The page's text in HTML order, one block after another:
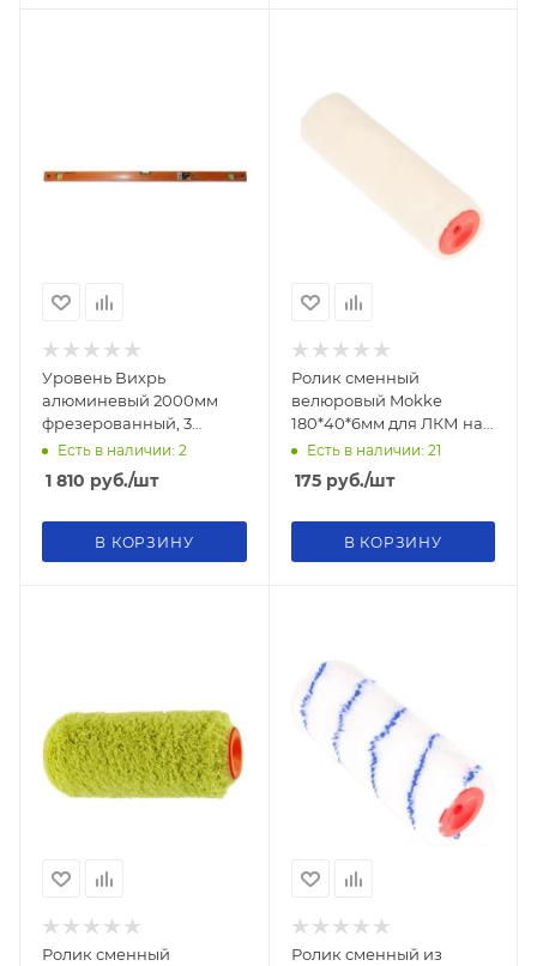
Уровень Вихрь
алюминевый 2000мм
фрезерованный, 3
глазка
Есть в наличии: 2
1 810 руб./шт
В КОРЗИНУ
Ролик сменный
велюровый Mokke
180*40*6мм для ЛКМ на
водной и алкидной
Есть в наличии: 21
175руб./шт
В КОРЗИНУ
Ролик сменный
Ролик сменный из